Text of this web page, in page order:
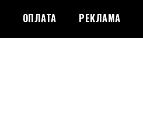
ОПЛАТА РЕКЛАМА